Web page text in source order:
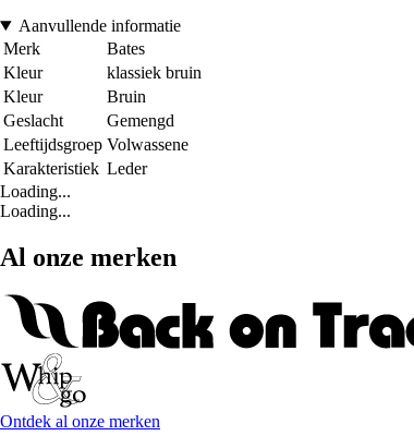
Aanvullende informatie
Merk
Bates
Kleur
klassiek bruin
Kleur
Bruin
Geslacht
Gemengd
Leeftijdsgroep Volwassene
Karakteristiek Leder
Loading...
Loading...
Al onze merken
Ontdek al onze merken